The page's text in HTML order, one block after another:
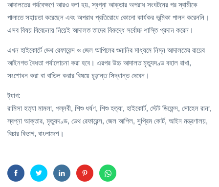
আদালতের পর্যবেক্ষণে আরও বলা হয়, স্বপ্না আক্তার অপরাধ সংঘটনের পর স্বামীকে
পালাতে সহায়তা করেছেন এবং অপরাধ প্রতিরোধে কোনো কার্যকর ভূমিকা পালন করেননি।
এসব বিষয় বিবেচনায় নিয়েই আদালত তাদের বিরুদ্ধে সর্বোচ্চ শাস্তি প্রদান করেন।
এখন হাইকোর্টে ডেথ রেফারেন্স ও জেল আপিলের শুনানির মাধ্যমে নিম্ন আদালতের রায়ের
আইনগত বৈধতা পর্যালোচনা করা হবে। এরপর উচ্চ আদালত মৃত্যুদণ্ড বহাল রাখা,
সংশোধন করা বা বাতিল করার বিষয়ে চূড়ান্ত সিদ্ধান্ত দেবেন।
ট্যাগ:
রামিসা হত্যা মামলা, পল্লবী, শিশু ধর্ষণ, শিশু হত্যা, হাইকোর্ট, স্টেট ডিফেন্স, সোহেল রানা,
স্বপ্না আক্তার, মৃত্যুদণ্ড, ডেথ রেফারেন্স, জেল আপিল, সুপ্রিম কোর্ট, আইন মন্ত্রণালয়,
বিচার বিভাগ, বাংলাদেশ।